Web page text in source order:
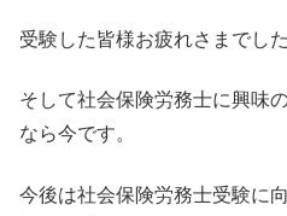
受験した皆様お疲れさまでした
そして社会保険労務士に興味
なら今です。
今後は社会保険労務士受験に